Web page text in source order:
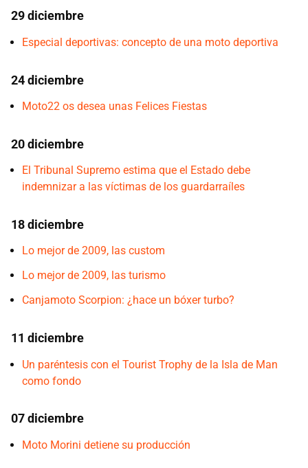
29 diciembre
Especial deportivas: concepto de una moto deportiva
24 diciembre
Moto22 os desea unas Felices Fiestas
20 diciembre
El Tribunal Supremo estima que el Estado debe
indemnizar a las víctimas de los guardarraíles
18 diciembre
Lo mejor de 2009, las custom
Lo mejor de 2009, las turismo
Canjamoto Scorpion: ¿hace un bóxer turbo?
11 diciembre
Un paréntesis con el Tourist Trophy de la Isla de Man
como fondo
07 diciembre
Moto Morini detiene su producción